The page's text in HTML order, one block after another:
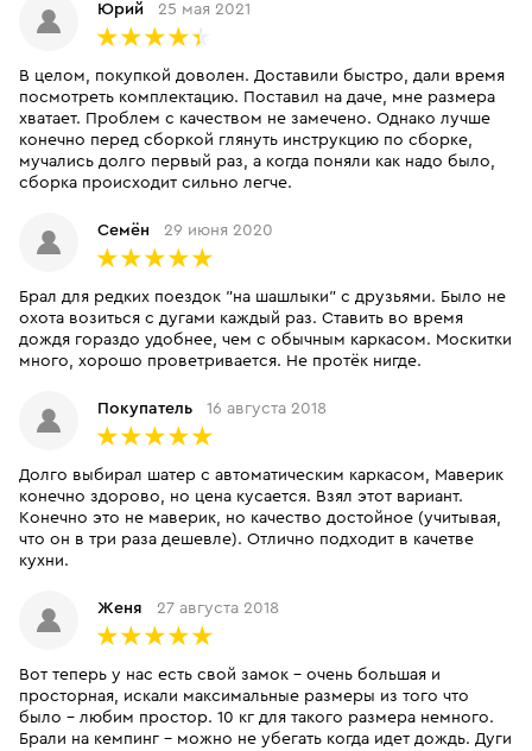
Юрий 25 мая 2021
В целом, покупкой доволен. Доставили быстро, дали время
посмотреть комплектацию. Поставил на даче, мне размера
хватает. Проблем с качеством не замечено. Однако лучше
конечно перед сборкой глянуть инструкцию по сборке,
мучались долго первый раз, а когда поняли как надо было,
сборка происходит сильно легче.
Семён 29 июня 2020
Брал для редких поездок "на шашлыки" с друзьями. Было не
охота возиться с дугами каждый раз. Ставить во время
дождя гораздо удобнее, чем с обычным каркасом. Москитки
много, хорошо проветривается. Не протёк нигде.
Покупатель 16 августа 2018
Долго выбирал шатер с автоматическим каркасом, Маверик
конечно здорово, но цена кусается. Взял этот вариант.
Конечно это не маверик, но качество достойное (учитывая,
что он в три раза дешевле). Отлично подходит в качетве
кухни.
Женя 27 августа 2018
Вот теперь у нас есть свой замок - очень большая и
просторная, искали максимальные размеры из того что
было - любим простор. 10 кг для такого размера немного.
Брали на кемпинг - можно не убегать когда идет дождь. Дуги